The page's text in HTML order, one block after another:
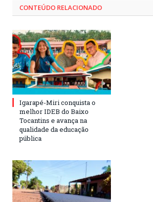
CONTEÚDO RELACIONADO
Igarapé-Miri conquista o
melhor IDEB do Baixo
Tocantins e avança na
qualidade da educação
pública